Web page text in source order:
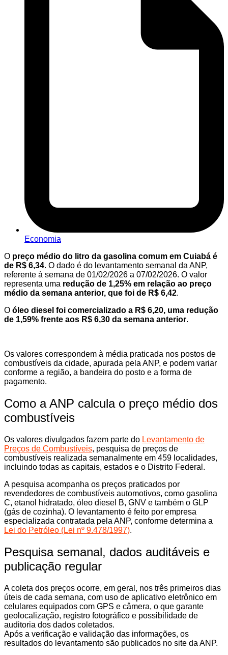
Economia
O preço médio do litro da gasolina comum em Cuiabá é
de R$ 6,34. O dado é do levantamento semanal da ANP,
referente à semana de 01/02/2026 a 07/02/2026. O valor
representa uma redução de 1,25% em relação ao preço
médio da semana anterior, que foi de R$ 6,42.
O óleo diesel foi comercializado a R$ 6,20, uma redução
de 1,59% frente aos R$ 6,30 da semana anterior.
Os valores correspondem à média praticada nos postos de
combustíveis da cidade, apurada pela ANP, e podem variar
conforme a região, a bandeira do posto e a forma de
pagamento.
Como a ANP calcula o preço médio dos
combustíveis
Os valores divulgados fazem parte do Levantamento de
Preços de Combustíveis, pesquisa de preços de
combustíveis realizada semanalmente em 459 localidades,
incluindo todas as capitais, estados e o Distrito Federal.
A pesquisa acompanha os preços praticados por
revendedores de combustíveis automotivos, como gasolina
C, etanol hidratado, óleo diesel B, GNV e também o GLP
(gás de cozinha). O levantamento é feito por empresa
especializada contratada pela ANP, conforme determina a
Lei do Petróleo (Lei nº 9.478/1997).
Pesquisa semanal, dados auditáveis e
publicação regular
A coleta dos preços ocorre, em geral, nos três primeiros dias
úteis de cada semana, com uso de aplicativo eletrônico em
celulares equipados com GPS e câmera, o que garante
geolocalização, registro fotográfico e possibilidade de
auditoria dos dados coletados.
Após a verificação e validação das informações, os
resultados do levantamento são publicados no site da ANP.